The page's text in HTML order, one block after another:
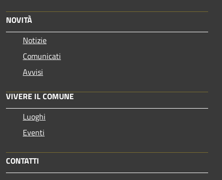
NOVITÀ
Notizie
Comunicati
Avvisi
VIVERE IL COMUNE
Luoghi
Eventi
CONTATTI